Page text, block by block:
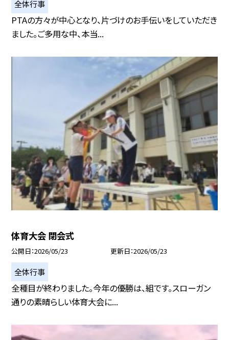
全体行事
PTAの方々が中心となり、片づけのお手伝いをしていただき
ました。ご多用な中、本当...
体育大会 閉会式
公開日 2026/05/23 更新日 2026/05/23
全体行事
全種目が終わりました。今年の優勝は、組です。スローガン
通りの素晴らしい体育大会に...